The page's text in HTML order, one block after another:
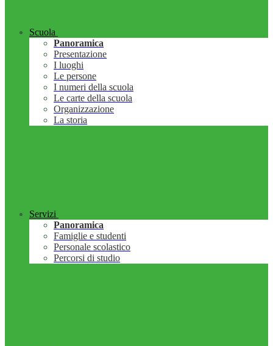
Scuola
Panoramica
Presentazione
I luoghi
Le persone
I numeri della scuola
Le carte della scuola
Organizzazione
La storia
Servizi
Panoramica
Famiglie e studenti
Personale scolastico
Percorsi di studio